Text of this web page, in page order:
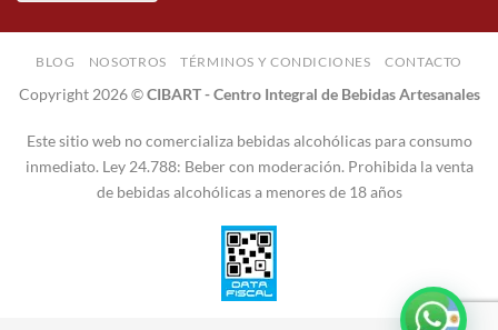
BLOG NOSOTROS TÉRMINOS Y CONDICIONES CONTACTO
Copyright 2026 ©CIBART - Centro Integral de Bebidas Artesanales
Este sitio web no comercializa bebidas alcohólicas para consumo
inmediato. Ley 24.788: Beber con moderación. Prohibida la venta
de bebidas alcohólicas a menores de 18 años